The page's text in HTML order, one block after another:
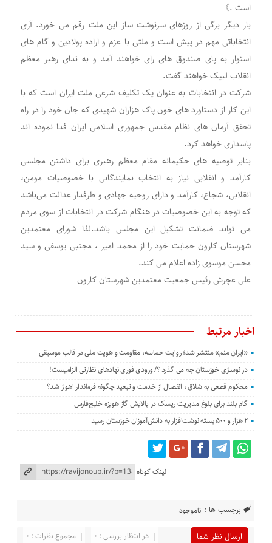
است .》
بار دیگر برگی از روزهای سرنوشت ساز این ملت رقم می خورد. آری
انتخاباتی مهم در پیش است و ملتی با عزم و اراده پولادین و گام های
استوار به پای صندوق های رای خواهند آمد و به ندای رهبر معظم
انقلاب لبیک خواهند گفت.
شرکت در انتخابات به عنوان یک تکلیف شرعی ملت ایران است که با
این کار از دستاورد های خون پاک هزاران شهیدی که جان خود را در راه
تحقق آرمان های نظام مقدس جمهوری اسلامی ایران فدا نموده اند
پاسداری خواهد کرد.
بنابر توصیه های حکیمانه مقام معظم رهبری برای داشتن مجلسی
کارآمد و انقلابی نیاز به انتخاب نمایندگانی با خصوصیات مومن،
انقلابی، شجاع، کارآمد و دارای روحیه جهادی و طرفدار عدالت می‌باشد
که توجه به این خصوصیات در هنگام شرکت در انتخابات از سوی مردم
می تواند ضمانت تشکیل این مجلس باشد.لذا شورای معتمدین
شهرستان کارون حمایت خود را از محمد امیر ، مجتبی یوسفی و سید
محسن موسوی زاده اعلام می کند.
علی عچرش رئیس جمعیت معتمدین شهرستان کارون
اخبار مرتبط
«ایران منم» منتشر شد؛ روایت حماسه، مقاومت و هویت ملی در قالب موسیقی
در نوسازی خوزستان چه می گذرد ؟/ ورودی فوری نهادهای نظارتی الزامیست!
محکوم قطعی به شلاق ، انفصال از خدمت و تبعید چگونه فرماندار اهواز شد؟
گام بلند برای بلوغ مدیریت ریسک در پالایش گاز هویزه خلیج‌فارس
۲ هزار و ۵۰۰ بسته نوشت‌افزار به دانش‌آموزان خوزستان رسید
لینک کوتاه
برچسب ها : ناموجود
ارسال نظر شما مجموع نظرات : 0
در انتظار بررسی : 0